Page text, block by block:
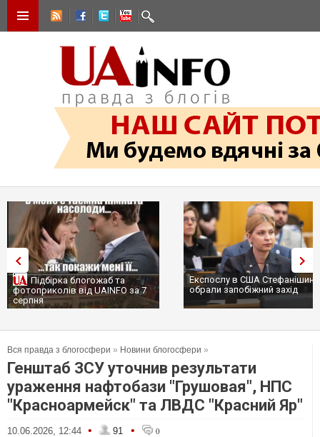
Підбірка блогожаб та
фотоприколів від UAINFO за 7
серпня
Експослу в США
обрали запобіжний захід
Вся правда з блогосфери » Новини блогосфери »
Генштаб ЗСУ уточнив результати
ураження нафтобази "Грушовая", НПС
"Красноармейск" та ЛВДС "Красний Яр"
10.06.2026, 12:44 • 91 • 0